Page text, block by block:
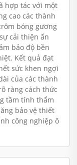
hợp tác với một
cao các thành
bóng gương
cải thiện ấn
bảo độ bền
Kết quả đạt
sức khen ngợi
của các thành
ràng cách thức
tầm tính thẩm
bảo vệ thiết
công nghiệp ô